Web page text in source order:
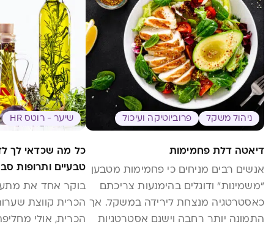
ניהול משקל פרוביוטיקה ועיכול
דיאטה דלת פחמימות
אנשים רבים מניחים כי פחמימות מטבען
"משמינות" ודוגלים בהימנעות צריכתם
כאסטרטגיה מנצחת לירידה במשקל. אך
התמונה יותר רחבה וישנם אסטרטגיות
שיער - רוטס HR
כל מה שכדאי לך
טבעיים ותרופות
בוקר אחד את
הכרית קווצת
הכרית, אולי